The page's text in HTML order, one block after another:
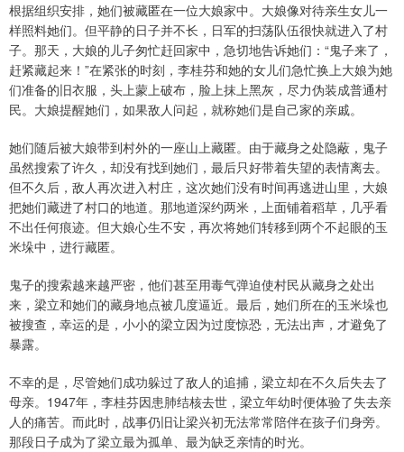
根据组织安排，她们被藏匿在一位大娘家中。大娘像对待亲生女儿一
样照料她们。但平静的日子并不长，日军的扫荡队伍很快就进入了村
子。那天，大娘的儿子匆忙赶回家中，急切地告诉她们：“鬼子来了，
赶紧藏起来！”在紧张的时刻，李桂芬和她的女儿们急忙换上大娘为她
们准备的旧衣服，头上蒙上破布，脸上抹上黑灰，尽力伪装成普通村
民。大娘提醒她们，如果敌人问起，就称她们是自己家的亲戚。
她们随后被大娘带到村外的一座山上藏匿。由于藏身之处隐蔽，鬼子
虽然搜索了许久，却没有找到她们，最后只好带着失望的表情离去。
但不久后，敌人再次进入村庄，这次她们没有时间再逃进山里，大娘
把她们藏进了村口的地道。那地道深约两米，上面铺着稻草，几乎看
不出任何痕迹。但大娘心生不安，再次将她们转移到两个不起眼的玉
米垛中，进行藏匿。
鬼子的搜索越来越严密，他们甚至用毒气弹迫使村民从藏身之处出
来，梁立和她们的藏身地点被几度逼近。最后，她们所在的玉米垛也
被搜查，幸运的是，小小的梁立因为过度惊恐，无法出声，才避免了
暴露。
不幸的是，尽管她们成功躲过了敌人的追捕，梁立却在不久后失去了
母亲。1947年，李桂芬因患肺结核去世，梁立年幼时便体验了失去亲
人的痛苦。而此时，战事仍旧让梁兴初无法常常陪伴在孩子们身旁。
那段日子成为了梁立最为孤单、最为缺乏亲情的时光。